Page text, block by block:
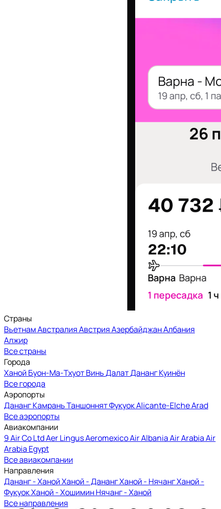
Страны
ВьетнамАвстралияАвстрияАзербайджанАлбания
Алжир
Все страны
Города
Ханой Буон-Ма-ТхуотВиньДалатДанангКуинён
Все города
Аэропорты
ДанангКамраньТаншоннятФукуокAlicante-ElcheArad
Все аэропорты
Авиакомпании
9 Air Co LtdAer LingusAeromexicoAir AlbaniaAir ArabiaAir
Arabia Egypt
Все авиакомпании
Направления
Дананг - ХанойХаной - ДанангХаной - НячангХаной -
ФукуокХаной - ХошиминНячанг - Ханой
Все направления